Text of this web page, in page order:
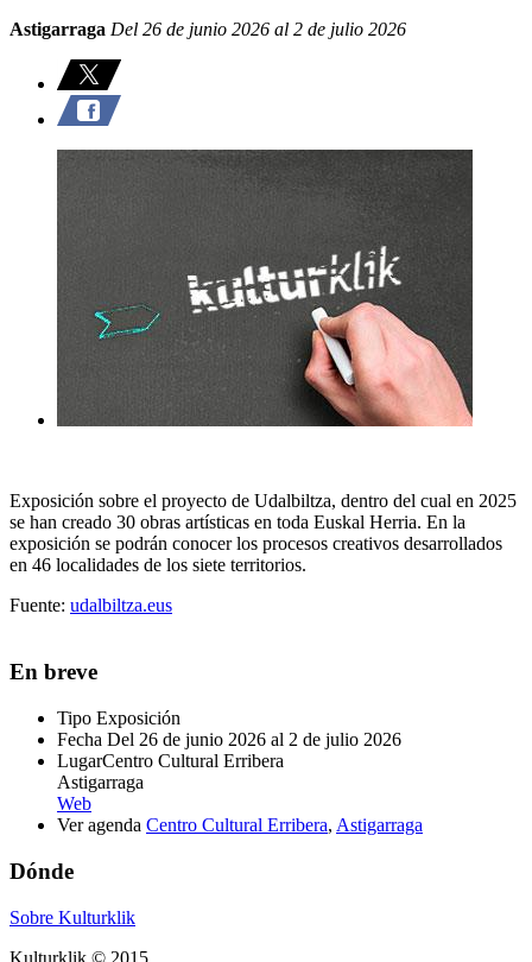
Astigarraga Del 26 de junio 2026 al 2 de julio 2026
Exposición sobre el proyecto de Udalbiltza, dentro del cual en 2025
se han creado 30 obras artísticas en toda Euskal Herria. En la
exposición se podrán conocer los procesos creativos desarrollados
en 46 localidades de los siete territorios.
Fuente: udalbiltza.eus
En breve
Tipo Exposición
Fecha Del 26 de junio 2026 al 2 de julio 2026
LugarCentro Cultural Erribera
Astigarraga
Web
Ver agenda Centro Cultural Erribera, Astigarraga
Dónde
Sobre Kulturklik
Kulturklik © 2015